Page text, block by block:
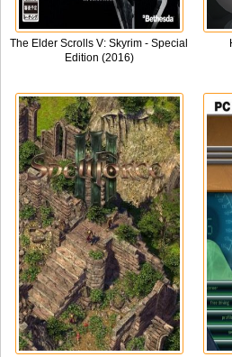
The Elder Scrolls V: Skyrim - Special
Edition (2016)